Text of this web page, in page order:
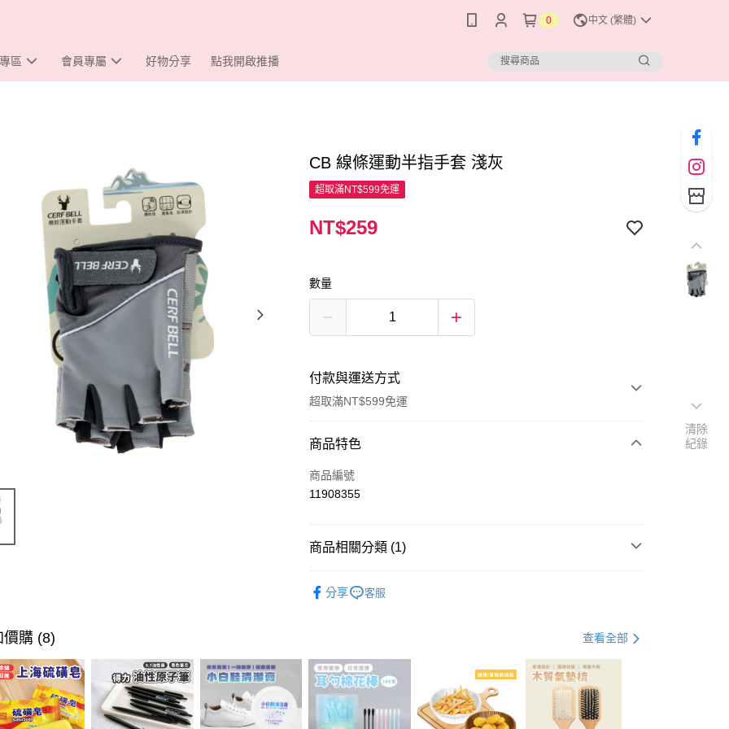
0 中文 (繁體)
區 會員專屬 好物分享 點我開啟推播
CB 線條運動半指手套 淺灰
超取滿NT$599免運
NT$259
數量
付款與運送方式
超取滿NT$599免運
付款方式
信用卡一次付款
街口支付
運送方式
商品特色
商品編號
11908355
商品相關分類 (1)
分享
客服
價購 (8) 查看全部
清除
紀錄